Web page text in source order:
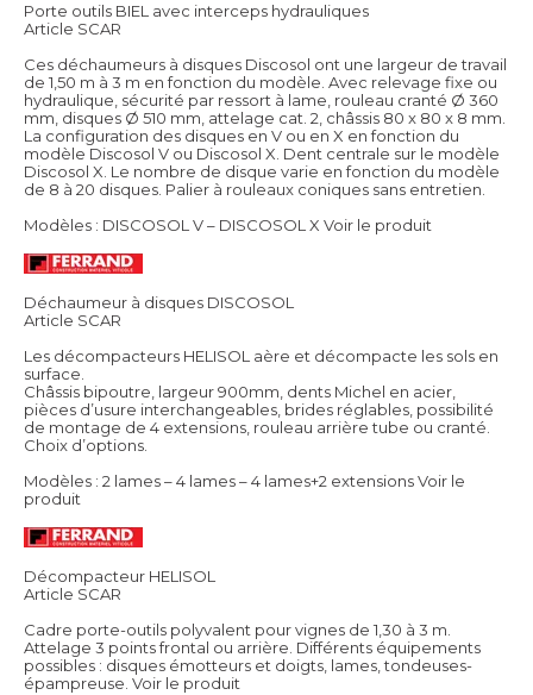
Porte outils BIEL avec interceps hydrauliques
Article SCAR
Ces déchaumeurs à disques Discosol ont une largeur de travail
de 1,50 m à 3 m en fonction du modèle. Avec relevage fixe ou
hydraulique, sécurité par ressort à lame, rouleau cranté Ø 360
mm, disques Ø 510 mm, attelage cat. 2, châssis 80 x 80 x 8 mm.
La configuration des disques en V ou en X en fonction du
modèle Discosol V ou Discosol X. Dent centrale sur le modèle
Discosol X. Le nombre de disque varie en fonction du modèle
de 8 à 20 disques. Palier à rouleaux coniques sans entretien.
Modèles : DISCOSOL V – DISCOSOL X Voir le produit
Déchaumeur à disques DISCOSOL
Article SCAR
Les décompacteurs HELISOL aère et décompacte les sols en
surface.
Châssis bipoutre, largeur 900mm, dents Michel en acier,
pièces d’usure interchangeables, brides réglables, possibilité
de montage de 4 extensions, rouleau arrière tube ou cranté.
Choix d’options.
Modèles : 2 lames – 4 lames – 4 lames+2 extensionsVoir le
produit
Décompacteur HELISOL
Article SCAR
Cadre porte-outils polyvalent pour vignes de 1,30 à 3 m.
Attelage 3 points frontal ou arrière. Différents équipements
possibles : disques émotteurs et doigts, lames, tondeuses-
épampreuse. Voir le produit